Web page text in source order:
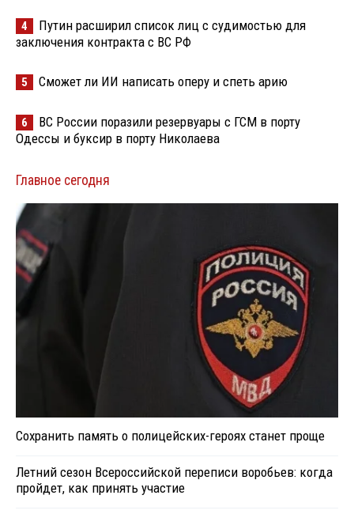
4
Путин расширил список лиц с судимостью для
заключения контракта с ВС РФ
5 Сможет ли ИИ написать оперу и спеть арию
6
ВС России поразили резервуары с ГСМ в порту
Одессы и буксир в порту Николаева
Главное сегодня
Сохранить память о полицейских-героях станет проще
Летний сезон Всероссийской переписи воробьев: когда
пройдет, как принять участие